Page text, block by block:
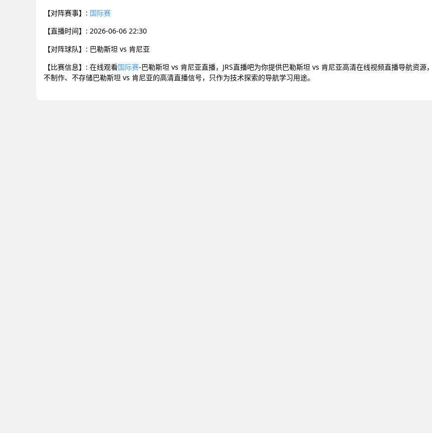
【对阵赛事】: 国际赛
【直播时间】: 2026-06-06 22:30
【对阵球队】: 巴勒斯坦 vs 肯尼亚
【比赛信息】: 在线观看国际赛-巴勒斯坦 vs 肯尼亚直播，JRS直播吧为你提供巴勒斯坦 vs 肯尼亚高清在线视频直播导航资源
不制作、不存储巴勒斯坦 vs 肯尼亚的高清直播信号，只作为技术探索的导航学习用途。